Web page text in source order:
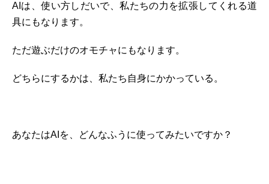
AIは、使い方しだいで、私たちの力を拡張してくれる道
具にもなります。
ただ遊ぶだけのオモチャにもなります。
どちらにするかは、私たち自身にかかっている。
あなたはAIを、どんなふうに使ってみたいですか？